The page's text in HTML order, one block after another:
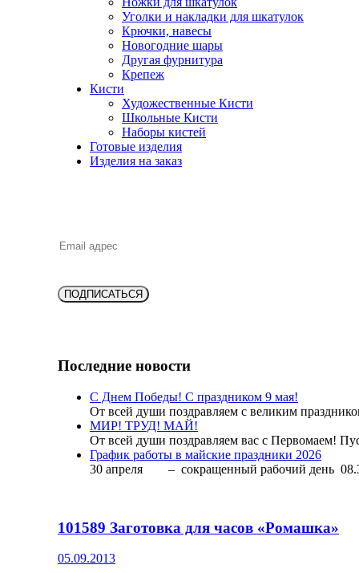
Уголки и накладки для шкатулок
Крючки, навесы
Новогодние шары
Другая фурнитура
Крепеж
Кисти
Художественные Кисти
Школьные Кисти
Наборы кистей
Готовые изделия
Изделия на заказ
ПОДПИСАТЬСЯ
Последние новости
С Днем Победы! С праздником 9 мая!
От всей души поздравляем с великим
МИР! ТРУД! МАЙ!
От всей души поздравляем вас с Первомаем!
График работы в майские праздники 2026
30 апреля – сокращенный рабочий день
101589 Заготовка для часов «Ромашка»
05.09.2013